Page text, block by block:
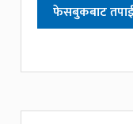
फेसबुकबाट